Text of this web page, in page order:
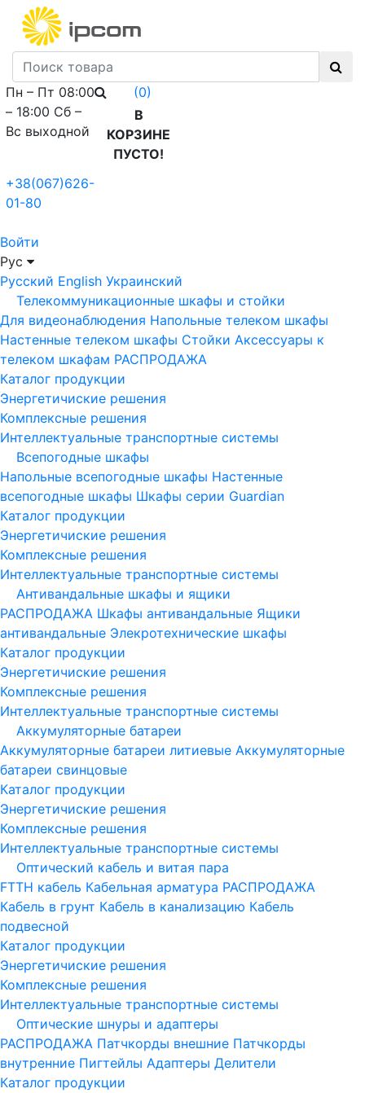
Пн – Пт 08:00
– 18:00 Сб –
Вс выходной
+38(067)626-
01-80
(0)
В
КОРЗИНЕ
ПУСТО!
Войти
Рус
Русский English Украинский
Телекоммуникационные шкафы и стойки
Для видеонаблюдения Напольные телеком шкафы
Настенные телеком шкафы Стойки Аксессуары к
телеком шкафам РАСПРОДАЖА
Каталог продукции
Энергетичиские решения
Комплексные решения
Интеллектуальные транспортные системы
Всепогодные шкафы
Напольные всепогодные шкафы Настенные
всепогодные шкафы Шкафы серии Guardian
Каталог продукции
Энергетичиские решения
Комплексные решения
Интеллектуальные транспортные системы
Антивандальные шкафы и ящики
РАСПРОДАЖА Шкафы антивандальные Ящики
антивандальные Элекротехнические шкафы
Каталог продукции
Энергетичиские решения
Комплексные решения
Интеллектуальные транспортные системы
Аккумуляторные батареи
Аккумуляторные батареи литиевые Аккумуляторные
батареи свинцовые
Каталог продукции
Энергетичиские решения
Комплексные решения
Интеллектуальные транспортные системы
Оптический кабель и витая пара
FTTH кабель Кабельная арматура РАСПРОДАЖА
Кабель в грунт Кабель в канализацию Кабель
подвесной
Каталог продукции
Энергетичиские решения
Комплексные решения
Интеллектуальные транспортные системы
Оптические шнуры и адаптеры
РАСПРОДАЖА Патчкорды внешние Патчкорды
внутренние Пигтейлы Адаптеры Делители
Каталог продукции